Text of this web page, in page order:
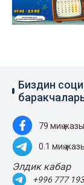
Биздин
79 миң
0.1 миң
Элдик кабар
+996 777